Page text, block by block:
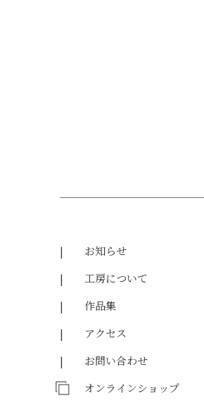
お知らせ
工房について
作品集
アクセス
お問い合わせ
オンラインショップ